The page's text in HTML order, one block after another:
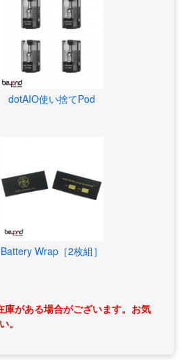
dotAIO使い捨てPod
Battery Wrap［2枚組］
がある場合がございます。お気
。